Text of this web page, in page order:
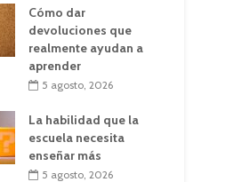
Cómo dar
devoluciones que
realmente ayudan a
aprender
5 agosto, 2026
La habilidad que la
escuela necesita
enseñar más
5 agosto, 2026